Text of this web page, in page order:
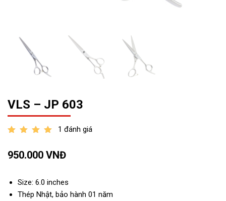
VLS – JP 603
1 đánh giá
950.000 VNĐ
Size: 6.0 inches
Thép Nhật, bảo hành 01 năm